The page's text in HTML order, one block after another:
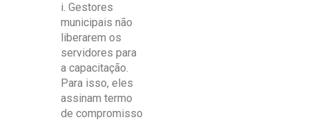
i. Gestores
municipais não
liberarem os
servidores para
a capacitação.
Para isso, eles
assinam termo
de compromisso